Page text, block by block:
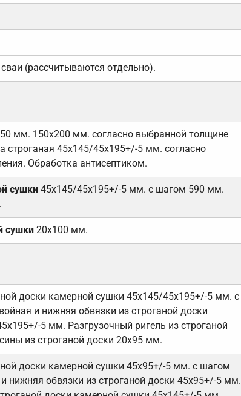
(рассчитываются отдельно).
мм. 150х200 мм. согласно выбранной толщине
строганая 45х145/45х195+/-5 мм. согласно
Обработка антисептиком.
сушки 45х145/45х195+/-5 мм. с шагом 590 мм.
сушки20х100 мм.
доски камерной сушки 45х145/45х195+/-5 мм. с
и нижняя обвязки из строганой доски
5 мм. Разгрузочный ригель из строганой
из строганой доски 20х95 мм.
доски камерной сушки 45х95+/-5 мм. с шагом
нижняя обвязки из строганой доски 45х95+/-5 мм.